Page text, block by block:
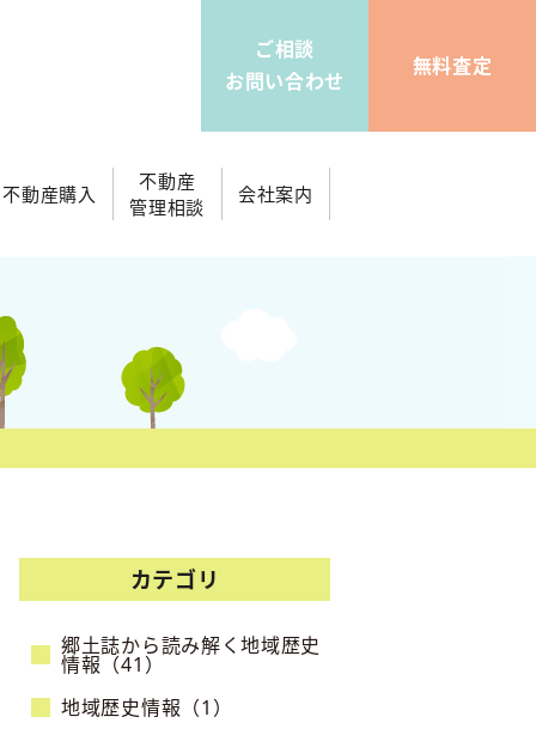
ご相談
お問い合わせ
無料査定
不動産購入
不動産
管理相談
会社案内
カテゴリ
郷土誌から読み解く地域歴史
情報（41）
地域歴史情報（1）